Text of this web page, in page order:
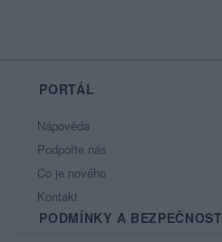
PORTÁL
Nápověda
Podpořte nás
Co je nového
Kontakt
PODMÍNKY A BEZPEČNOST